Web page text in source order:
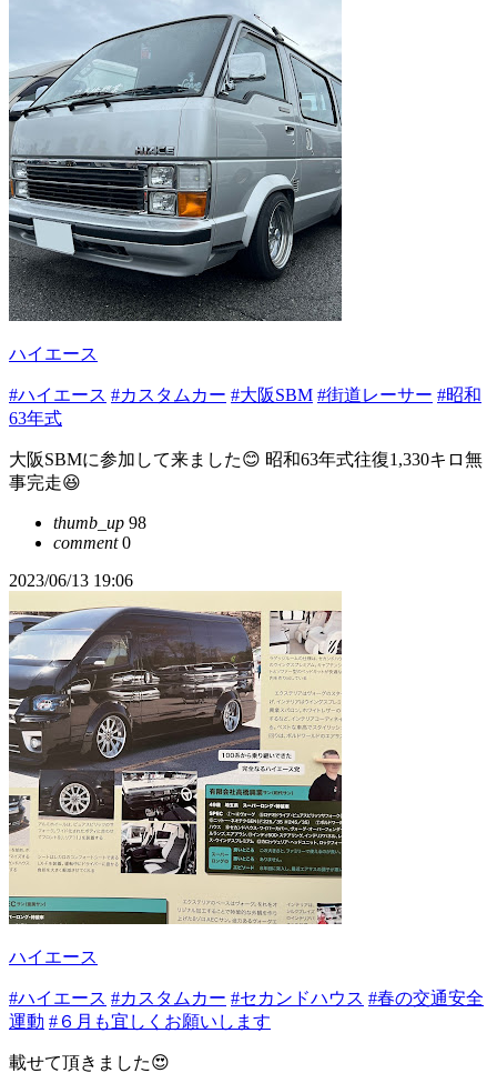
ハイエース
#ハイエース #カスタムカー #大阪SBM #街道レーサー #昭和
63年式
大阪SBMに参加して来ました😊 昭和63年式往復1,330キロ無
事完走😆
thumb_up 98
comment0
2023/06/13 19:06
ハイエース
#ハイエース #カスタムカー #セカンドハウス #春の交通安全
運動 #６月も宜しくお願いします
載せて頂きました😍